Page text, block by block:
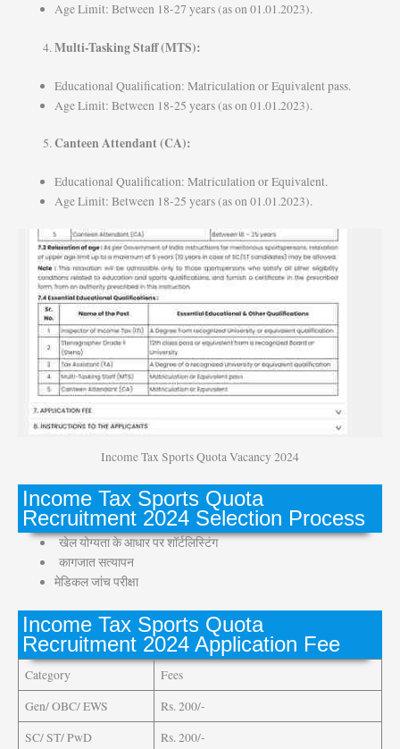
Age Limit: Between 18-27 years (as on 01.01.2023).
Multi-Tasking Staff (MTS):
Educational Qualification: Matriculation or Equivalent pass.
Age Limit: Between 18-25 years (as on 01.01.2023).
Canteen Attendant (CA):
Educational Qualification: Matriculation or Equivalent.
Age Limit: Between 18-25 years (as on 01.01.2023).
Income Tax Sports Quota Vacancy 2024
Income Tax Sports Quota
Recruitment 2024 Selection Process
खेल योग्यता के आधार पर शॉर्टलिस्टिंग
कागजात सत्यापन
मेडिकल जांच परीक्षा
Income Tax Sports Quota
Recruitment 2024 Application Fee
Category
Fees
Gen/ OBC/ EWS
Rs. 200/-
SC/ ST/ PwD
Rs. 200/-